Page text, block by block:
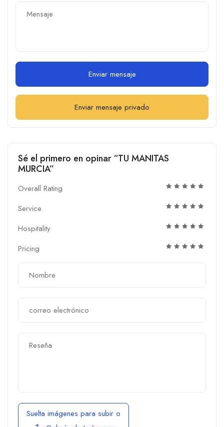
Enviar mensaje
Enviar mensaje privado
Sé el primero en opinar “TU MANITAS
MURCIA”
Overall Rating
Service
Hospitality
Pricing
Suelta imágenes para subir o